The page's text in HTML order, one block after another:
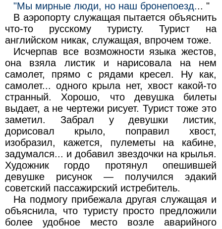
"Мы мирные люди, но наш бронепоезд... "
В аэропорту служащая пытается объяснить
что-то русскому туристу. Турист на
английском никак, служащая, впрочем тоже.
Исчерпав все возможности языка жестов,
она взяла листик и нарисовала на нем
самолет, прямо с рядами кресел. Ну как,
самолет... одного крыла нет, хвост какой-то
странный. Хорошо, что девушка билеты
выдает, а не чертежи рисует. Турист тоже это
заметил. Забрал у девушки листик,
дорисовал крыло, поправил хвост,
изобразил, кажется, пулеметы на кабине,
задумался... и добавил звездочки на крылья.
Художник гордо протянул опешившей
девушке рисунок — получился эдакий
советский пассажирский истребитель.
На подмогу прибежала другая служащая и
объяснила, что туристу просто предложили
более удобное место возле аварийного